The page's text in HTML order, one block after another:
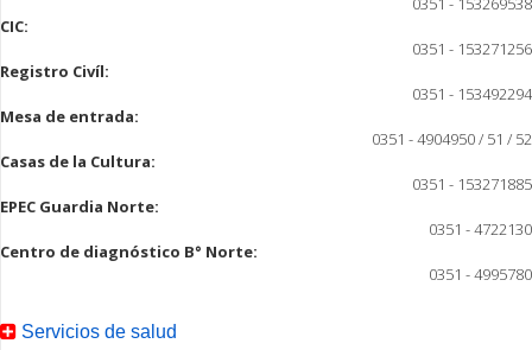
CIC:
0351 - 153271256
Registro Civíl:
0351 - 153492294
Mesa de entrada:
0351 - 4904950 / 51 / 52
Casas de la Cultura:
0351 - 153271885
EPEC Guardia Norte:
0351 - 4722130
Centro de diagnóstico B° Norte:
0351 - 4995780
Servicios de salud